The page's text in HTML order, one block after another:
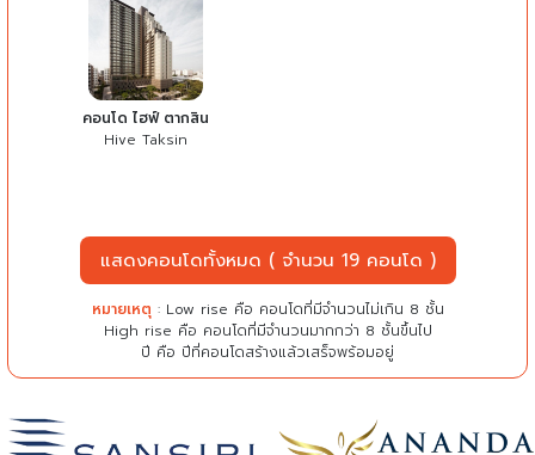
คอนโด ไฮฟ์ ตากสิน
Hive Taksin
แสดงคอนโดทั้งหมด ( จำนวน 19 คอนโด )
หมายเหตุ : Low rise คือ คอนโดที่มีจำนวนไม่เกิน 8 ชั้น
High rise คือ คอนโดที่มีจำนวนมากกว่า 8 ชั้นขึ้นไป
ปี คือ ปีที่คอนโดสร้างแล้วเสร็จพร้อมอยู่